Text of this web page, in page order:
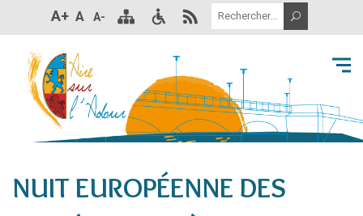
A+ A A-
NUIT EUROPÉENNE DES